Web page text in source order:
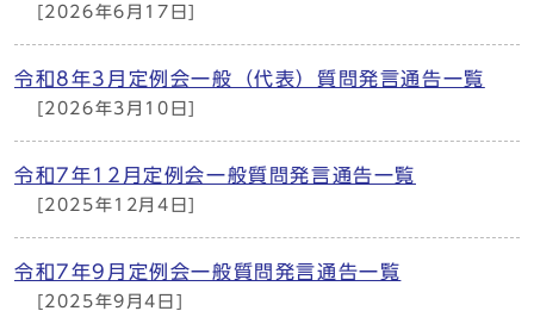
[2026年6月17日]
令和8年3月定例会一般（代表）質問発言通告一覧
[2026年3月10日]
令和7年12月定例会一般質問発言通告一覧
[2025年12月4日]
令和7年9月定例会一般質問発言通告一覧
[2025年9月4日]